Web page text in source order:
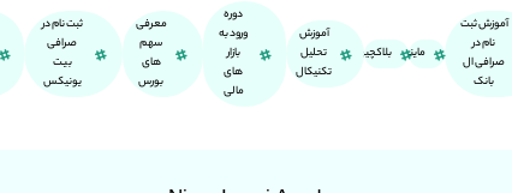
آموزش ثبت
نام در
صرافی ال
بانک
ماینر بلاکچین
آموزش
تحلیل
تکنیکال
دوره
ورود به
بازار
های
مالی
معرفی
سهم
های
بورس
ثبت نام در
صرافی
بیت
یونیکس